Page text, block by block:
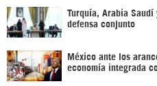
Turquía, Arabia Saudí
defensa conjunto
México ante los
economía integrada